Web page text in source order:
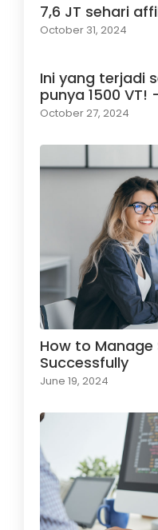
7,6 JT sehari
October 31, 2024
Ini yang terjadi
punya 1500 VT!
October 27, 2024
How to
Successfully
June 19, 2024